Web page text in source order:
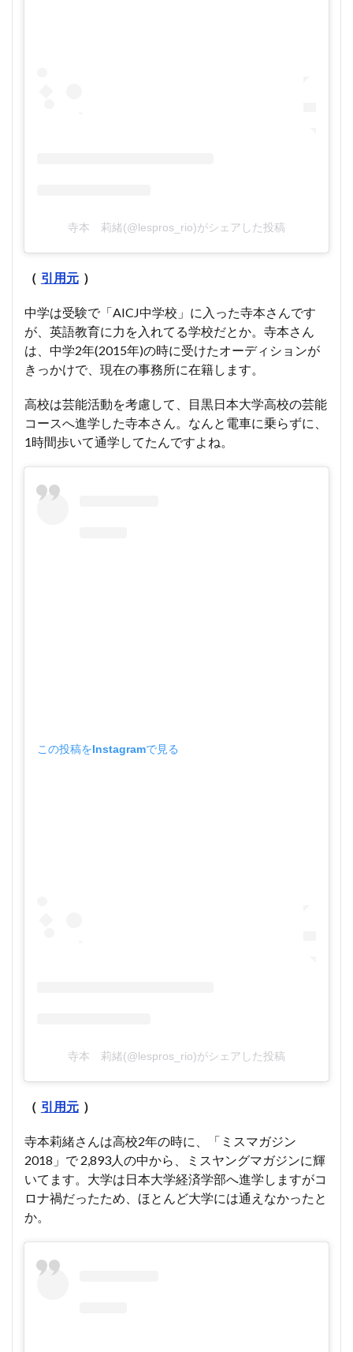
寺本 莉緒(@lespros_rio)がシェアした投稿
（ 引用元 ）
中学は受験で「AICJ中学校」に入った寺本さんです
が、英語教育に力を入れてる学校だとか。寺本さん
は、中学2年(2015年)の時に受けたオーディションが
きっかけで、現在の事務所に在籍します。
高校は芸能活動を考慮して、目黒日本大学高校の芸能
コースへ進学した寺本さん。なんと電車に乗らずに、
1時間歩いて通学してたんですよね。
この投稿をInstagramで見る
寺本 莉緒(@lespros_rio)がシェアした投稿
（ 引用元 ）
寺本莉緒さんは高校2年の時に、「ミスマガジン
2018」で 2,893人の中から、ミスヤングマガジンに輝
いてます。大学は日本大学経済学部へ進学しますがコ
ロナ禍だったため、ほとんど大学には通えなかったと
か。